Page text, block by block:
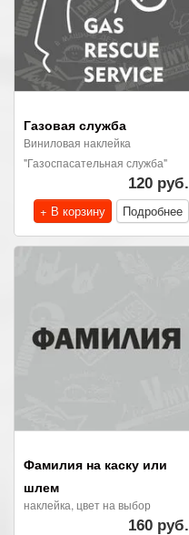
Газовая служба
Виниловая наклейка
"Газоспасательная служба"
120 руб.
+ В корзину
Подробнее
Фамилия на каску или
шлем
наклейка, цвет на выбор
160 руб.